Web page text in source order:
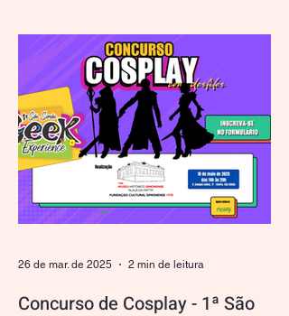
criatividade e preservação histórica! Como
parte do 1º São Simão Geek Experience ,
convidamos todos os...
Concurso de Cosplay - 1ª São
26 de mar. de 2025 2 min de leitura